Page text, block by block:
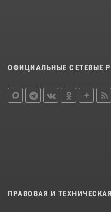
ОФИЦИАЛЬНЫЕ СЕТЕВЫЕ
ПРАВОВАЯ И